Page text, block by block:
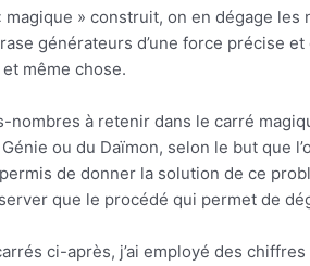
magique » construit, on en dégage
générateurs d’une force précise
même chose.
nombres à retenir dans le carré
ou du Daïmon, selon le but que
permis de donner la solution de ce
que le procédé qui permet de
ci-après, j’ai employé des